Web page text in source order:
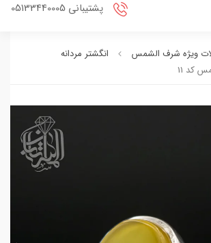
پشتیبانی 05133440005
ویژه شرف الشمس
انگشتر مردانه
کد 11